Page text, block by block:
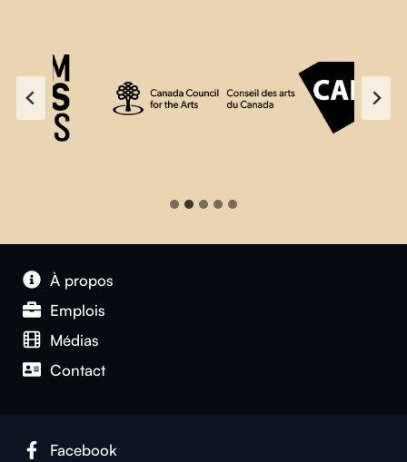
À propos
Emplois
Médias
Contact
Facebook